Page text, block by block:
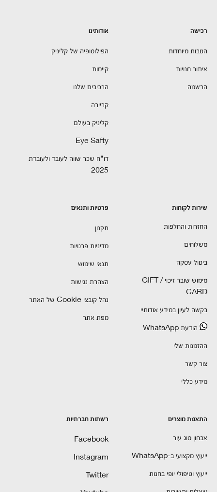
רכישה
הטבות מיוחדות
איתור חנויות
הרשמה
אודותינו
הפילוסופיה של קליניק
קיימות
הרכיבים שלנו
קריירה
קליניק בעולם
Eye Safty
דו"ח שכר שווה לעובד ולעובדת
2025
שירות לקוחות
החזרות והחלפות
משלוחים
ביטול עסקה
מימוש שובר זיכוי / GIFT
CARD
בקשה לעיון במידע אודותיי
הודעת WhatsApp
ההזמנות שלי
צור קשר
מידע כללי
פרטיות ותנאים
תקנון
מדיניות פרטיות
תנאי שימוש
הצהרת נגישות
נהל קובצי Cookie של האתר
מפת אתר
התאמת מוצרים
אבחון סוג עור
ייעוץ מקצועי ב-WhatsApp
ייעוץ וטיפולי יופי בחנות
רשתות חברתיות
Facebook
Instagram
Twitter